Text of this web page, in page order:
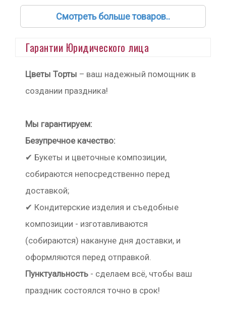
Смотреть больше товаров..
Гарантии Юридического лица
Цветы Торты – ваш надежный помощник в
создании праздника!
Мы гарантируем:
Безупречное качество:
✔ Букеты и цветочные композиции,
собираются непосредственно перед
доставкой;
✔ Кондитерские изделия и съедобные
композиции - изготавливаются
(собираются) накануне дня доставки, и
оформляются перед отправкой.
Пунктуальность - сделаем всё, чтобы ваш
праздник состоялся точно в срок!